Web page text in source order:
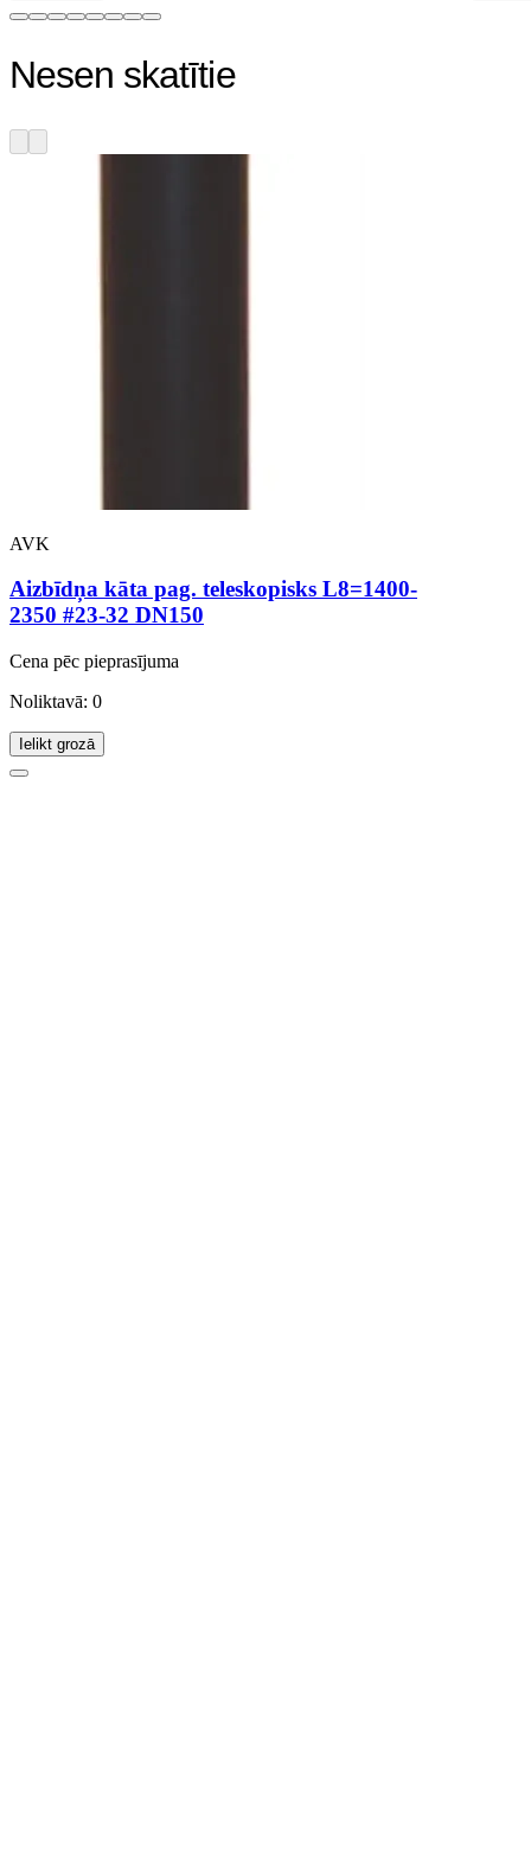
Nesen skatītie
AVK
Aizbīdņa kāta pag. teleskopisks L8=1400-
2350 #23-32 DN150
Cena pēc pieprasījuma
Noliktavā: 0
Ielikt grozā